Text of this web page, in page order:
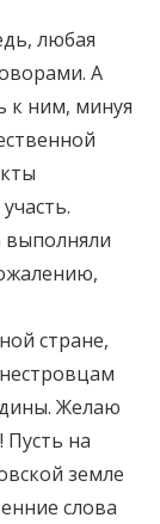
любая
А
к ним, минуя
выполняли
стране,
Желаю
Пусть на
земле
слова